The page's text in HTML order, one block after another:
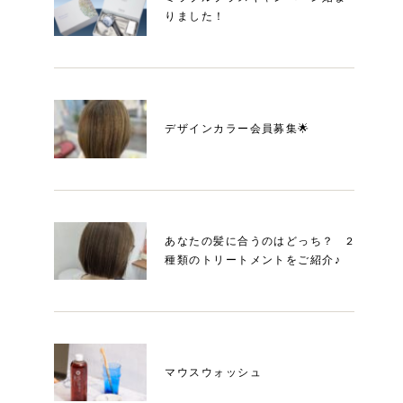
りました！
デザインカラー会員募集🌟
あなたの髪に合うのはどっち？ 2
種類のトリートメントをご紹介♪
マウスウォッシュ